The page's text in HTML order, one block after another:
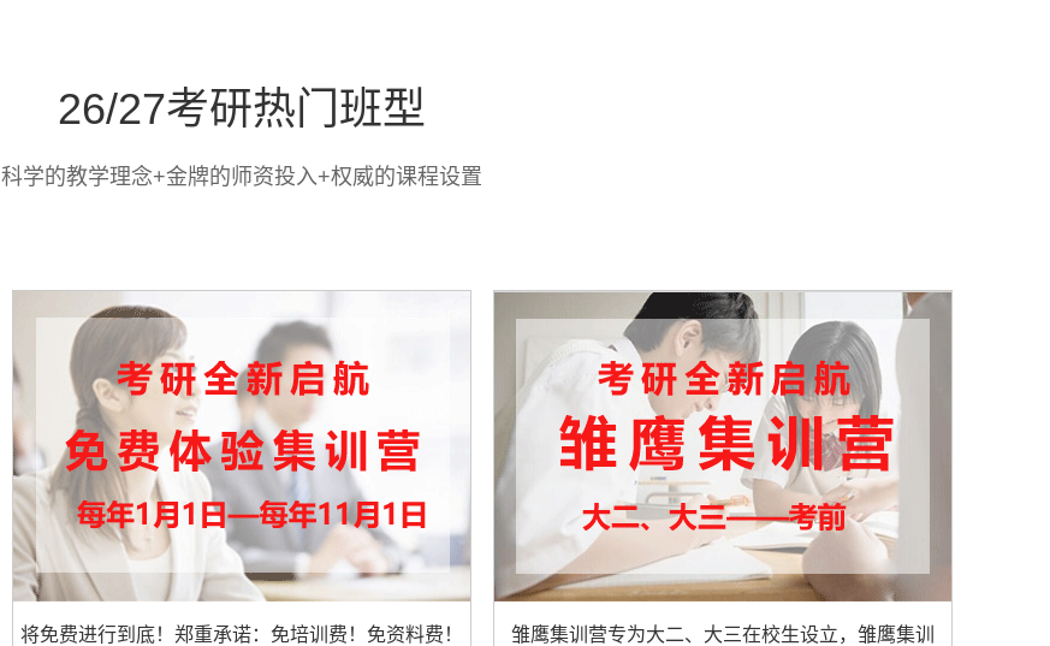
26/27考研热门班型
科学的教学理念+金牌的师资投入+权威的课程设置
将免费进行到底！郑重承诺：免培训费！免资料费！
雏鹰集训营专为大二、大三在校生设立，雏鹰集训